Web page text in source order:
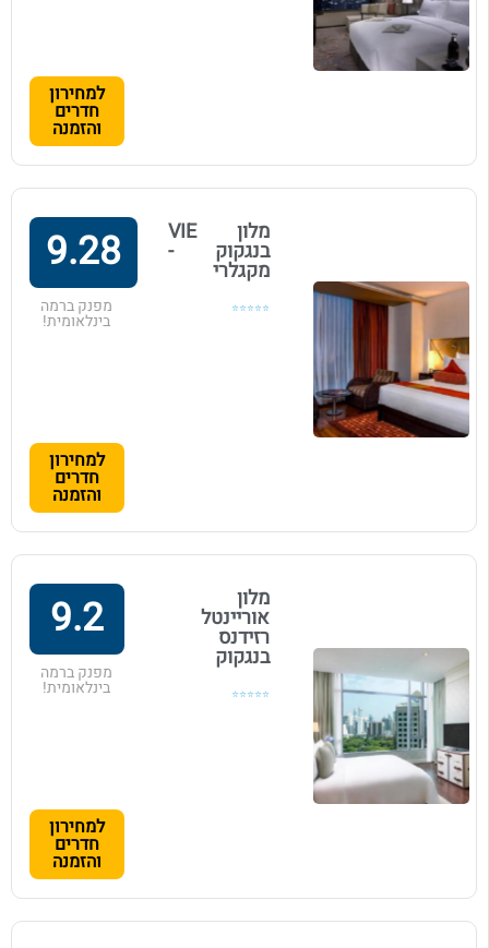
למחירון
חדרים
והזמנה
מלון VIE
בנגקוק -
מקגלרי
⭐⭐⭐⭐⭐
9.28
מפנק ברמה
בינלאומית!
למחירון
חדרים
והזמנה
מלון
אוריינטל
רזידנס
בנגקוק
⭐⭐⭐⭐⭐
9.2
מפנק ברמה
בינלאומית!
למחירון
חדרים
והזמנה